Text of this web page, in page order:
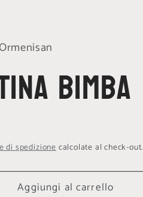
bimba
di spedizionecalcolate al check-out.
Aggiungi al carrello